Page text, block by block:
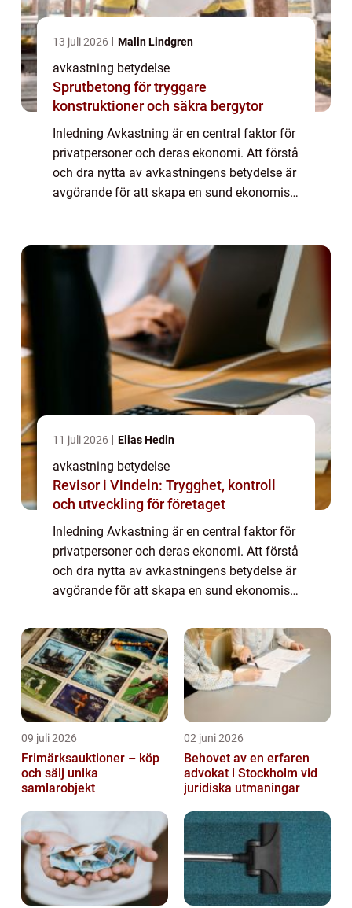
13 juli 2026 Malin Lindgren
avkastning betydelse
Sprutbetong för tryggare
konstruktioner och säkra bergytor
Inledning Avkastning är en central faktor för
privatpersoner och deras ekonomi. Att förstå
och dra nytta av avkastningens betydelse är
avgörande för att skapa en sund ekonomisk
11 juli 2026 Elias Hedin
avkastning betydelse
Revisor i Vindeln: Trygghet, kontroll
och utveckling för företaget
Inledning Avkastning är en central faktor för
privatpersoner och deras ekonomi. Att förstå
och dra nytta av avkastningens betydelse är
avgörande för att skapa en sund ekonomisk
utforskar olika aspekter av avkastn...
09 juli 2026
Frimärksauktioner – köp
och sälj unika
samlarobjekt
02 juni 2026
Behovet av en erfaren
advokat i Stockholm vid
juridiska utmaningar